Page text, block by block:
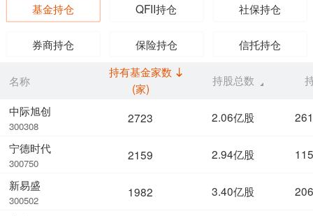
基金持仓 QFII持仓 社保持仓
券商持仓 保险持仓 信托持仓
名称
中际旭创
300308
宁德时代
300750
新易盛
300502
持有基金家数
(家)
持股总数
2723 2.06亿股
2159 2.94亿股
1982 3.40亿股